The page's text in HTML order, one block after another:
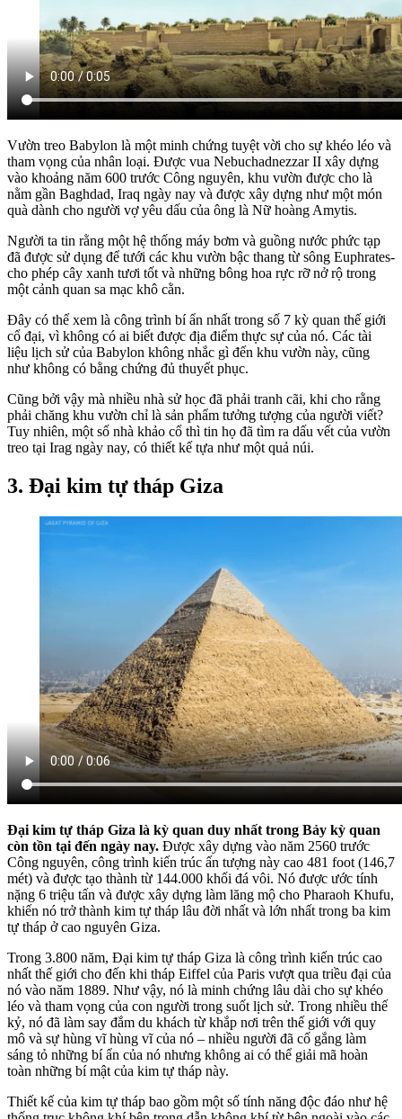
Vườn treo Babylon là một minh chứng tuyệt vời cho sự khéo léo và
tham vọng của nhân loại. Được vua Nebuchadnezzar II xây dựng
vào khoảng năm 600 trước Công nguyên, khu vườn được cho là
nằm gần Baghdad, Iraq ngày nay và được xây dựng như một món
quà dành cho người vợ yêu dấu của ông là Nữ hoàng Amytis.
Người ta tin rằng một hệ thống máy bơm và guồng nước phức tạp
đã được sử dụng để tưới các khu vườn bậc thang từ sông Euphrates-
cho phép cây xanh tươi tốt và những bông hoa rực rỡ nở rộ trong
một cảnh quan sa mạc khô cằn.
Đây có thể xem là công trình bí ẩn nhất trong số 7 kỳ quan thế giới
cổ đại, vì không có ai biết được địa điểm thực sự của nó. Các tài
liệu lịch sử của Babylon không nhắc gì đến khu vườn này, cũng
như không có bằng chứng đủ thuyết phục.
Cũng bởi vậy mà nhiều nhà sử học đã phải tranh cãi, khi cho rằng
phải chăng khu vườn chỉ là sản phẩm tưởng tượng của người viết?
Tuy nhiên, một số nhà khảo cổ thì tin họ đã tìm ra dấu vết của vườn
treo tại Irag ngày nay, có thiết kế tựa như một quả núi.
3. Đại kim tự tháp Giza
Đại kim tự tháp Giza là kỳ quan duy nhất trong Bảy kỳ quan
còn tồn tại đến ngày nay. Được xây dựng vào năm 2560 trước
Công nguyên, công trình kiến trúc ấn tượng này cao 481 foot (146,7
mét) và được tạo thành từ 144.000 khối đá vôi. Nó được ước tính
nặng 6 triệu tấn và được xây dựng làm lăng mộ cho Pharaoh Khufu,
khiến nó trở thành kim tự tháp lâu đời nhất và lớn nhất trong ba kim
tự tháp ở cao nguyên Giza.
Trong 3.800 năm, Đại kim tự tháp Giza là công trình kiến trúc cao
nhất thế giới cho đến khi tháp Eiffel của Paris vượt qua triều đại của
nó vào năm 1889. Như vậy, nó là minh chứng lâu dài cho sự khéo
léo và tham vọng của con người trong suốt lịch sử. Trong nhiều thế
kỷ, nó đã làm say đắm du khách từ khắp nơi trên thế giới với quy
mô và sự hùng vĩ hùng vĩ của nó – nhiều người đã cố gắng làm
sáng tỏ những bí ẩn của nó nhưng không ai có thể giải mã hoàn
toàn những bí mật của kim tự tháp này.
Thiết kế của kim tự tháp bao gồm một số tính năng độc đáo như hệ